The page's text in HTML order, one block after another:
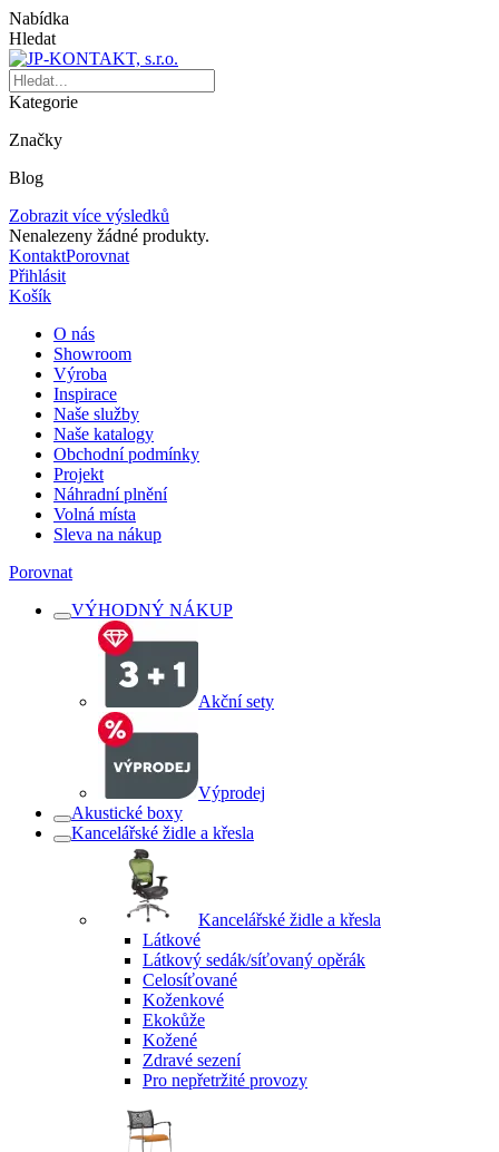
Nabídka
Hledat
Kategorie
Značky
Blog
Zobrazit více výsledků
Nenalezeny žádné produkty.
KontaktPorovnat
Přihlásit
Košík
O nás
Showroom
Výroba
Inspirace
Naše služby
Naše katalogy
Obchodní podmínky
Projekt
Náhradní plnění
Volná místa
Sleva na nákup
Porovnat
VÝHODNÝ NÁKUP
Akční sety
Výprodej
Akustické boxy
Kancelářské židle a křesla
Kancelářské židle a křesla
Látkové
Látkový sedák/síťovaný opěrák
Celosíťované
Koženkové
Ekokůže
Kožené
Zdravé sezení
Pro nepřetržité provozy